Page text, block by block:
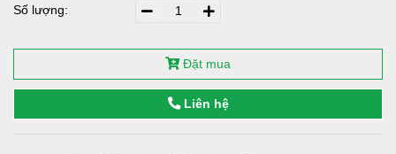
Số lượng:
Đặt mua
Liên hệ